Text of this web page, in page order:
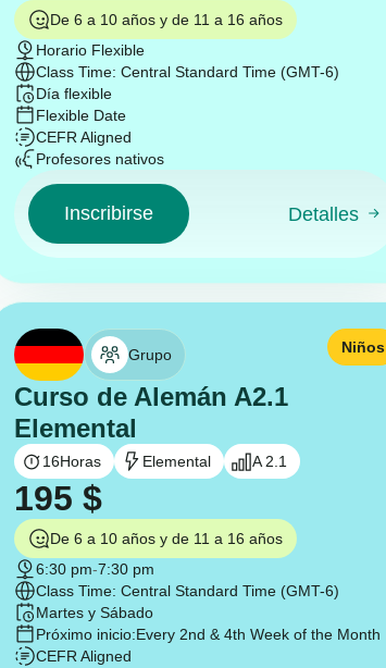
De 6 a 10 años y de 11 a 16 años
Horario Flexible
Class Time: Central Standard Time (GMT-6)
Día flexible
Flexible Date
CEFR Aligned
Profesores nativos
Inscribirse Detalles
Grupo
Curso de Alemán A2.1
Elemental
Niños
16Horas Elemental A 2.1
195$
De 6 a 10 años y de 11 a 16 años
6:30 pm-7:30 pm
Class Time: Central Standard Time (GMT-6)
Martes y Sábado
Próximo inicio:Every 2nd & 4th Week of the Month
CEFR Aligned